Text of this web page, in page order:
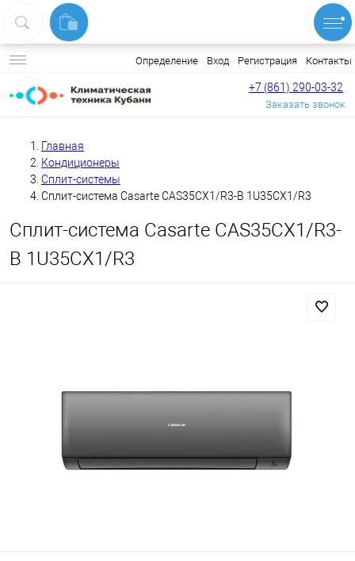
Определение Вход Регистрация Контакты
+7 (861) 290-03-32
Заказать звонок
Главная
Кондиционеры
Сплит-системы
Сплит-система Casarte CAS35CX1/R3-B 1U35CX1/R3
Сплит-система Casarte CAS35CX1/R3-
B 1U35CX1/R3